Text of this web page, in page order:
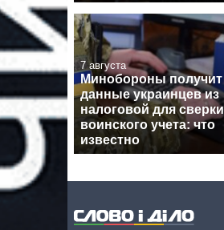
7 августа
Минобороны получит
данные украинцев из
налоговой для сверки
воинского учета: что
известно